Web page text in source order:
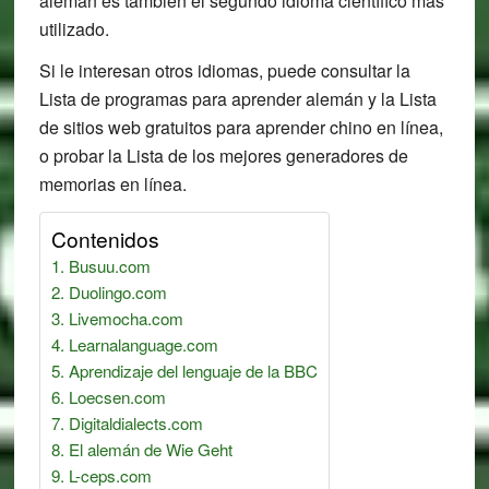
utilizado.
Si le interesan otros idiomas, puede consultar la
Lista de programas para aprender alemán y la Lista
de sitios web gratuitos para aprender chino en línea,
o probar la Lista de los mejores generadores de
memorias en línea.
Contenidos
Busuu.com
Duolingo.com
Livemocha.com
Learnalanguage.com
Aprendizaje del lenguaje de la BBC
Loecsen.com
Digitaldialects.com
El alemán de Wie Geht
L-ceps.com